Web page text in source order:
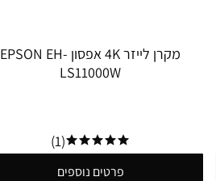
מקרן לייזר 4K אפסון EPSON EH-
LS11000W
(1)
פרטים נוספים